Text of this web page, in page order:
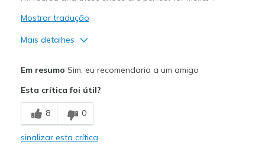
Mostrar tradução
Mais detalhes
Breathe Well
Comfortable
Em resumo Sim, eu recomendaria a um amigo
Esta crítica foi útil?
8 0
sinalizar esta crítica